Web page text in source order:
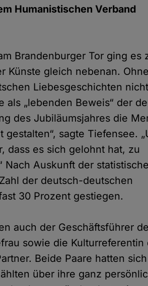
Humanistischen Verband
Brandenburger Tor ging es
Künste gleich nebenan.
Liebesgeschichten nicht
als „lebenden Beweis“ der
des Jubiläumsjahres die
sagte Tiefensee.
dass es sich gelohnt hat, zu
Auskunft der
der deutsch-deutschen
30 Prozent gestiegen.
auch der Geschäftsführer
sowie die Kulturreferentin
Beide Paare hatten
über ihre ganz